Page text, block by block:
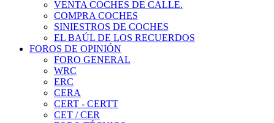
VENTA COCHES DE CALLE.
COMPRA COCHES
SINIESTROS DE COCHES
EL BAÚL DE LOS RECUERDOS
FOROS DE OPINIÓN
FORO GENERAL
WRC
ERC
CERA
CERT - CERTT
CET / CER